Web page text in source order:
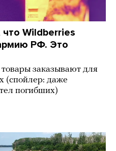
Wildberries
РФ. Это
заказывают для
(спойлер: даже
погибших)